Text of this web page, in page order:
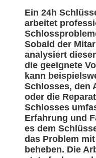
Ein 24h
arbeitet
Sobald der
analysiert
die geeignete
kann
Schlosses, den
oder die
Schlosses
Erfahrung und
es dem
das Problem
beheben. Die